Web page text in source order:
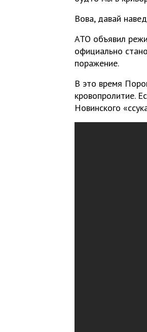
Вова, давай
АТО объявил
официально
поражение.
В это время
кровопролитие.
Новинского